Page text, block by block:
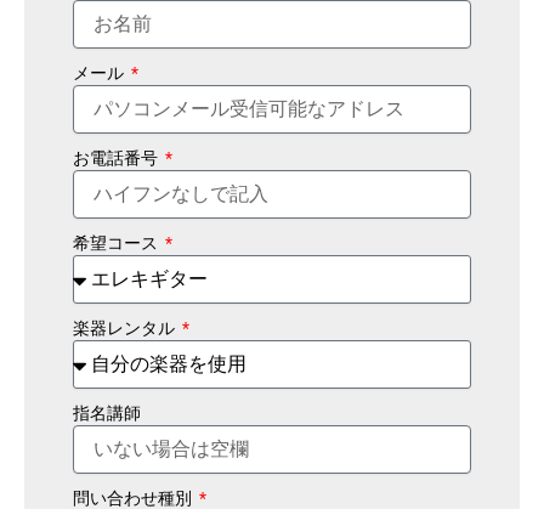
メール
お電話番号
希望コース
楽器レンタル
指名講師
問い合わせ種別